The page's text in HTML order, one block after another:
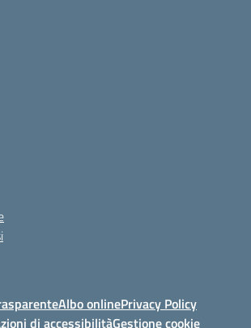
Albo onlinePrivacy Policy
di accessibilitàGestione cookie